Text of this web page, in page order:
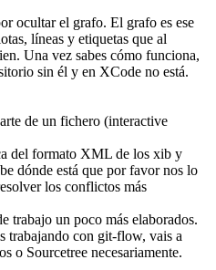
ocultar el grafo. El grafo es ese
líneas y etiquetas que al
Una vez sabes cómo funciona,
sin él y en XCode no está.
de un fichero (interactive
del formato XML de los xib y
dónde está que por favor nos lo
los conflictos más
trabajo un poco más elaborados.
trabajando con git-flow, vais a
o Sourcetree necesariamente.